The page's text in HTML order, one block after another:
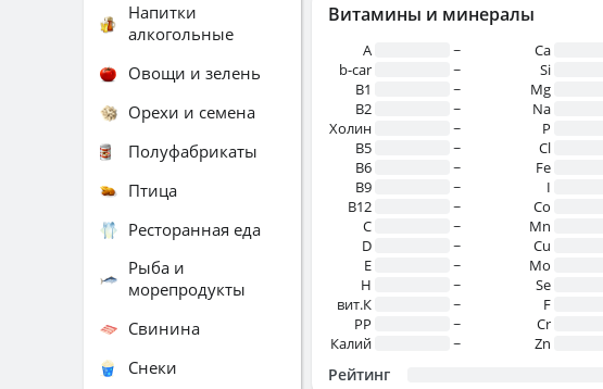
Витамины и минералы
A
~
b-car
~
В1
~
B2
~
Холин
~
B5
~
B6
~
B9
~
B12
~
C
~
D
~
E
~
H
~
вит.К
~
PP
~
Калий
~
Ca
Si
Mg
Na
P
Cl
Fe
I
Co
Mn
Cu
Mo
Se
F
Cr
Zn
Рейтинг
Напитки
алкогольные
Овощи и зелень
Орехи и семена
Полуфабрикаты
Птица
Ресторанная еда
Рыба и
морепродукты
Свинина
Снеки